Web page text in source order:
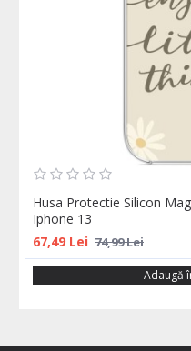
Husa Protectie Silicon
Iphone 13
67,49 Lei 74,99 Lei
Adaugă